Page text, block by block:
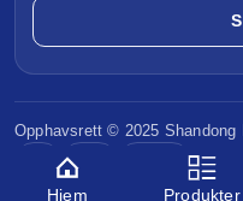
Opphavsrett © 2025 Shandong
EPA
Hjem Produkter